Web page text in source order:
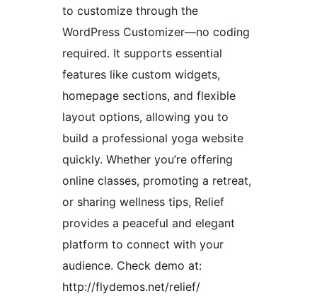
to customize through the
WordPress Customizer—no coding
required. It supports essential
features like custom widgets,
homepage sections, and flexible
layout options, allowing you to
build a professional yoga website
quickly. Whether you’re offering
online classes, promoting a retreat,
or sharing wellness tips, Relief
provides a peaceful and elegant
platform to connect with your
audience. Check demo at:
http://flydemos.net/relief/